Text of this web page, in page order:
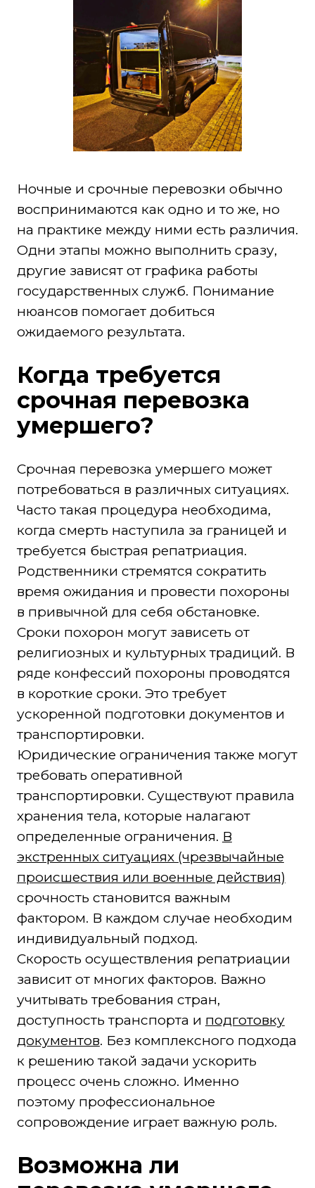
Ночные и срочные перевозки обычно
воспринимаются как одно и то же, но
на практике между ними есть различия.
Одни этапы можно выполнить сразу,
другие зависят от графика работы
государственных служб. Понимание
нюансов помогает добиться
ожидаемого результата.
Когда требуется
срочная перевозка
умершего?
Срочная перевозка умершего может
потребоваться в различных ситуациях.
Часто такая процедура необходима,
когда смерть наступила за границей и
требуется быстрая репатриация.
Родственники стремятся сократить
время ожидания и провести похороны
в привычной для себя обстановке.
Сроки похорон могут зависеть от
религиозных и культурных традиций. В
ряде конфессий похороны проводятся
в короткие сроки. Это требует
ускоренной подготовки документов и
транспортировки.
Юридические ограничения также могут
требовать оперативной
транспортировки. Существуют правила
хранения тела, которые налагают
определенные ограничения. В
экстренных ситуациях (чрезвычайные
происшествия или военные действия)
срочность становится важным
фактором. В каждом случае необходим
индивидуальный подход.
Скорость осуществления репатриации
зависит от многих факторов. Важно
учитывать требования стран,
доступность транспорта и подготовку
документов. Без комплексного подхода
к решению такой задачи ускорить
процесс очень сложно. Именно
поэтому профессиональное
сопровождение играет важную роль.
Возможна ли